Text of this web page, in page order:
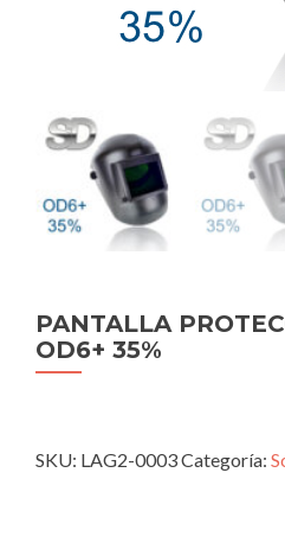
PANTALLA
OD6+ 35%
SKU: LAG2-0003Categoría: